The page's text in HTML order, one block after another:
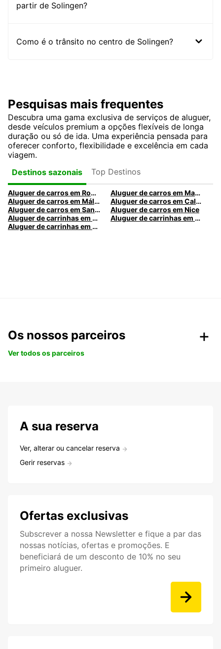
partir de Solingen?
Como é o trânsito no centro de Solingen?
Pesquisas mais frequentes
Descubra uma gama exclusiva de serviços de aluguer,
desde veículos premium a opções flexíveis de longa
duração ou só de ida. Uma experiência pensada para
oferecer conforto, flexibilidade e excelência em cada
viagem.
Destinos sazonais
Top Destinos
Aluguer de carros em Roma
Aluguer de carros em Madrid
Aluguer de carros em Málaga
Aluguer de carros em Caldas da Rainha
Aluguer de carros em Santa Maria da Feira
Aluguer de carros em Nice
Aluguer de carrinhas em Nice
Aluguer de carrinhas em Santa Maria da Feira
Aluguer de carrinhas em Caldas da Rainha
Os nossos parceiros
Ver todos os parceiros
A sua reserva
Ver, alterar ou cancelar reserva
Gerir reservas
Ofertas exclusivas
Subscrever a nossa Newsletter e fique a par das
nossas notícias, ofertas e promoções. E
beneficiará de um desconto de 10% no seu
primeiro aluguer.